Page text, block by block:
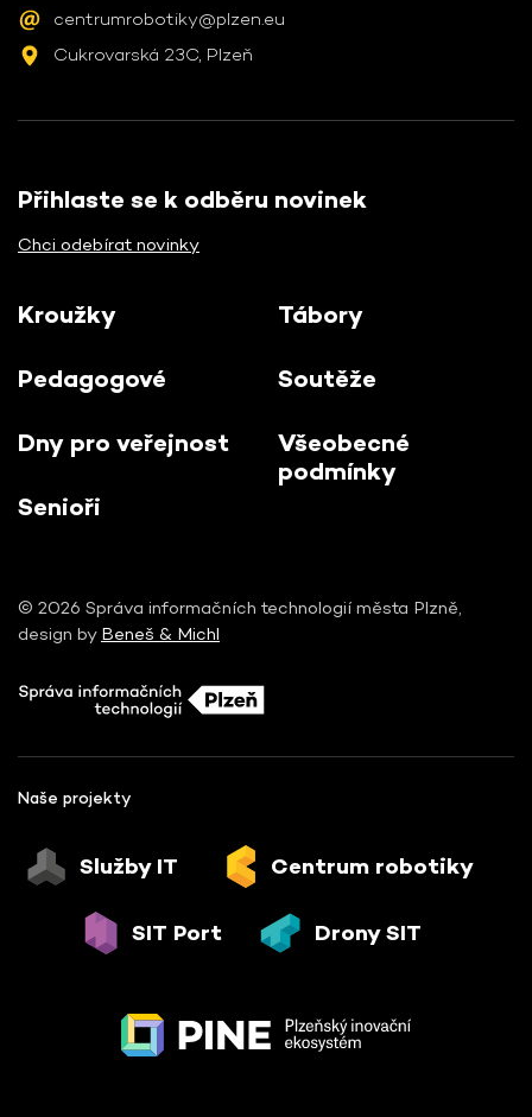
centrumrobotiky@plzen.eu
Cukrovarská 23C, Plzeň
Přihlaste se k odběru novinek
Chci odebírat novinky
Kroužky
Pedagogové
Dny pro veřejnost
Senioři
Tábory
Soutěže
Všeobecné
podmínky
© 2026 Správa informačních technologií města Plzně,
design by Beneš & Michl
Naše projekty
Služby IT Centrum robotiky
SIT Port Drony SIT